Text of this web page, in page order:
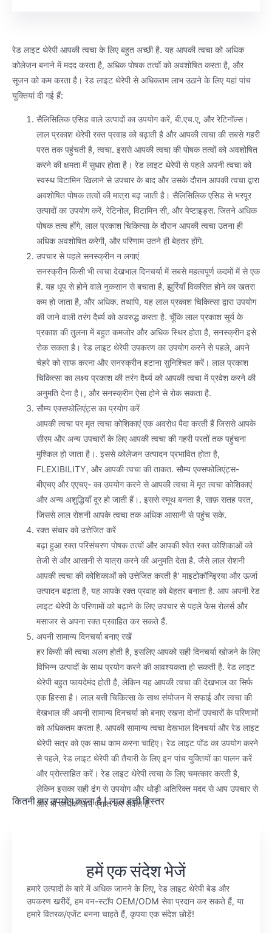
रेड लाइट थेरेपी आपकी त्वचा के लिए बहुत अच्छी है. यह आपकी त्वचा को अधिक
कोलेजन बनाने में मदद करता है, अधिक पोषक तत्वों को अवशोषित करता है, और
सूजन को कम करता है। रेड लाइट थेरेपी से अधिकतम लाभ उठाने के लिए यहां पांच
युक्तियां दी गई हैं:
सैलिसिलिक एसिड वाले उत्पादों का उपयोग करें, बी.एच.ए, और रेटिनॉल्स।
लाल प्रकाश थेरेपी रक्त प्रवाह को बढ़ाती है और आपकी त्वचा की सबसे गहरी
परत तक पहुंचती है, त्वचा. इससे आपकी त्वचा की पोषक तत्वों को अवशोषित
करने की क्षमता में सुधार होता है। रेड लाइट थेरेपी से पहले अपनी त्वचा को
स्वस्थ विटामिन खिलाने से उपचार के बाद और उसके दौरान आपकी त्वचा द्वारा
अवशोषित पोषक तत्वों की मात्रा बढ़ जाती है। सैलिसिलिक एसिड से भरपूर
उत्पादों का उपयोग करें, रेटिनोल, विटामिन सी, और पेप्टाइड्स. जितने अधिक
पोषक तत्व होंगे, लाल प्रकाश चिकित्सा के दौरान आपकी त्वचा उतना ही
अधिक अवशोषित करेगी, और परिणाम उतने ही बेहतर होंगे.
उपचार से पहले सनस्क्रीन न लगाएं
सनस्क्रीन किसी भी त्वचा देखभाल दिनचर्या में सबसे महत्वपूर्ण कदमों में से एक
है. यह धूप से होने वाले नुकसान से बचाता है, झुर्रियाँ विकसित होने का खतरा
कम हो जाता है, और अधिक. तथापि, यह लाल प्रकाश चिकित्सा द्वारा उपयोग
की जाने वाली तरंग दैर्ध्य को अवरुद्ध करता है. चूँकि लाल प्रकाश सूर्य के
प्रकाश की तुलना में बहुत कमजोर और अधिक स्थिर होता है, सनस्क्रीन इसे
रोक सकता है। रेड लाइट थेरेपी उपकरण का उपयोग करने से पहले, अपने
चेहरे को साफ करना और सनस्क्रीन हटाना सुनिश्चित करें। लाल प्रकाश
चिकित्सा का लक्ष्य प्रकाश की तरंग दैर्ध्य को आपकी त्वचा में प्रवेश करने की
अनुमति देना है।, और सनस्क्रीन ऐसा होने से रोक सकता है.
सौम्य एक्सफोलिएंट्स का प्रयोग करें
आपकी त्वचा पर मृत त्वचा कोशिकाएं एक अवरोध पैदा करती हैं जिससे आपके
सीरम और अन्य उपचारों के लिए आपकी त्वचा की गहरी परतों तक पहुंचना
मुश्किल हो जाता है।. इससे कोलेजन उत्पादन प्रभावित होता है,
FLEXIBILITY, और आपकी त्वचा की ताकत. सौम्य एक्सफोलिएंट्स-
बीएचए और एएचए- का उपयोग करने से आपकी त्वचा में मृत त्वचा कोशिकाएं
और अन्य अशुद्धियाँ दूर हो जाती हैं।. इससे स्मूथ बनता है, साफ़ सतह परत,
जिससे लाल रोशनी आपके त्वचा तक अधिक आसानी से पहुंच सके.
रक्त संचार को उत्तेजित करें
बढ़ा हुआ रक्त परिसंचरण पोषक तत्वों और आपकी श्वेत रक्त कोशिकाओं को
तेजी से और आसानी से यात्रा करने की अनुमति देता है. जैसे लाल रोशनी
आपकी त्वचा की कोशिकाओं को उत्तेजित करती है’ माइटोकॉन्ड्रिया और ऊर्जा
उत्पादन बढ़ाता है, यह आपके रक्त प्रवाह को बेहतर बनाता है. आप अपनी रेड
लाइट थेरेपी के परिणामों को बढ़ाने के लिए उपचार से पहले फेस रोलर्स और
मसाजर से अपना रक्त प्रवाहित कर सकते हैं.
अपनी सामान्य दिनचर्या बनाए रखें
हर किसी की त्वचा अलग होती है, इसलिए आपको सही दिनचर्या खोजने के लिए
विभिन्न उत्पादों के साथ प्रयोग करने की आवश्यकता हो सकती है. रेड लाइट
थेरेपी बहुत फायदेमंद होती है, लेकिन यह आपकी त्वचा की देखभाल का सिर्फ
एक हिस्सा है। लाल बत्ती चिकित्सा के साथ संयोजन में सफाई और त्वचा की
देखभाल की अपनी सामान्य दिनचर्या को बनाए रखना दोनों उपचारों के परिणामों
को अधिकतम करता है. आपकी सामान्य त्वचा देखभाल दिनचर्या और रेड लाइट
थेरेपी सत्र को एक साथ काम करना चाहिए। रेड लाइट पॉड का उपयोग करने
से पहले, रेड लाइट थेरेपी की तैयारी के लिए इन पांच युक्तियों का पालन करें
और प्रोत्साहित करें। रेड लाइट थेरेपी त्वचा के लिए चमत्कार करती है,
लेकिन इसका सही ढंग से उपयोग और थोड़ी अतिरिक्त मदद से आप उपचार से
और भी अधिक लाभ प्राप्त कर सकते हैं.
कितनी बार उपयोग करना है|लाल बत्ती बिस्तर
हमें एक संदेश भेजें
हमारे उत्पादों के बारे में अधिक जानने के लिए, रेड लाइट थेरेपी बेड और
उपकरण खरीदें, हम वन-स्टॉप OEM/ODM सेवा प्रदान कर सकते हैं, या
हमारे वितरक/एजेंट बनना चाहते हैं, कृपया एक संदेश छोड़ें!